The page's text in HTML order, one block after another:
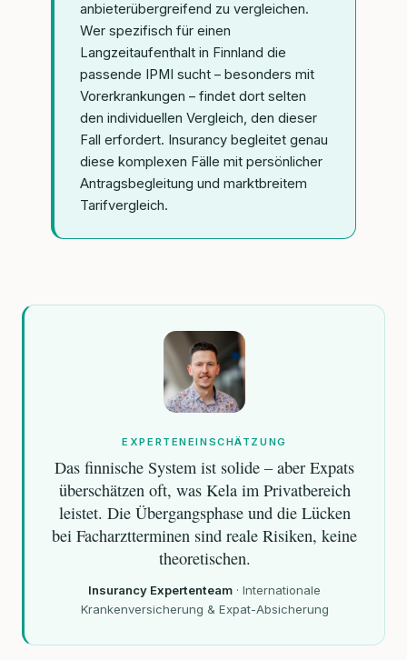
anbieterübergreifend zu vergleichen.
Wer spezifisch für einen
Langzeitaufenthalt in Finnland die
passende IPMI sucht – besonders mit
Vorerkrankungen – findet dort selten
den individuellen Vergleich, den dieser
Fall erfordert. Insurancy begleitet genau
diese komplexen Fälle mit persönlicher
Antragsbegleitung und marktbreitem
Tarifvergleich.
EXPERTENEINSCHÄTZUNG
Das finnische System ist solide – aber Expats
überschätzen oft, was Kela im Privatbereich
leistet. Die Übergangsphase und die Lücken
bei Facharztterminen sind reale Risiken, keine
theoretischen.
Insurancy Expertenteam · Internationale
Krankenversicherung & Expat-Absicherung